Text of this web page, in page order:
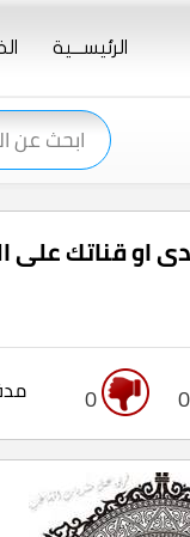
الرئيســـية
او قناتك على
0 0